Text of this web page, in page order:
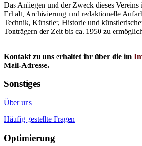
Das Anliegen und der Zweck dieses Vereins
Erhalt, Archivierung und redaktionelle
Technik, Künstler, Historie und
Tonträgern der Zeit bis ca. 1950 zu
Kontakt zu uns erhaltet ihr über die im
Mail-Adresse.
Sonstiges
Über uns
Häufig gestellte Fragen
Optimierung